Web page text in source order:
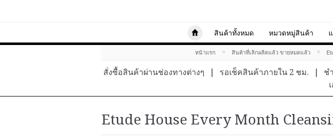
สินค้าทั้งหมด หมวดหมู่สินค้า
หน้าแรก » สินค้าที่เลิกผลิตแล้ว ขายหมดแล้ว »
สั่งซื้อสินค้าผ่านช่องทางต่างๆ รอเช็คสินค้าภายใน 2 ชม. ช
Etude House Every Month